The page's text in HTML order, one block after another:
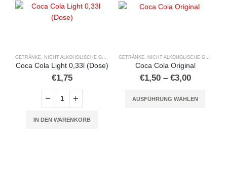
GETRÄNKE, NICHT ALKOHOLISCHE GETRÄNKE
Coca Cola Light 0,33l (Dose)
€1,75
IN DEN WARENKORB
Dieses Produkt weist mehrere Varianten auf. Die Optionen können auf der Produktseite gewählt werden
GETRÄNKE, NICHT ALKOHOLISCHE GETRÄNKE
Coca Cola Original
€1,50 – €3,00
€3,00
AUSFÜHRUNG WÄHLEN